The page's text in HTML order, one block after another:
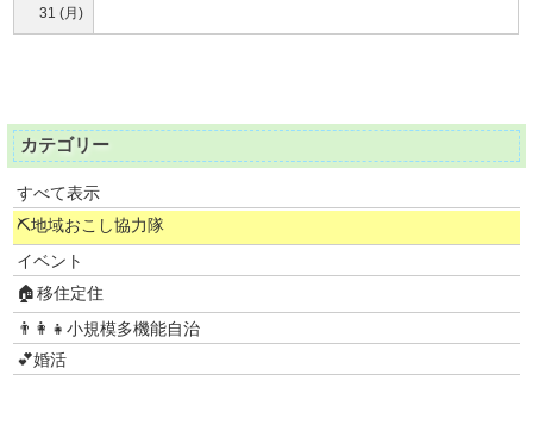
31 (月)
カテゴリー
すべて表示
⛏地域おこし協力隊
イベント
🏠移住定住
👨‍👩‍👧小規模多機能自治
💕婚活